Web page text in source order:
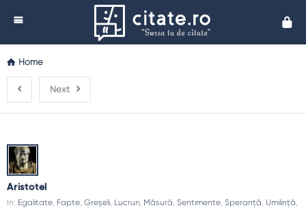
Home
Next
Aristotel
In: Egalitate, Fapte, Greșeli, Lucruri, Măsură, Sentimente, Speranță, Umilință,